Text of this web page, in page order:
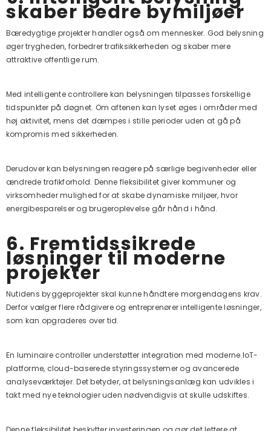
skaber bedre bymiljøer
Bæredygtige projekter handler også om mennesker. God belysning
øger trygheden, forbedrer trafiksikkerheden og skaber mere
attraktive offentlige rum.
Med intelligente controllere kan belysningen tilpasses forskellige
tidspunkter på døgnet. Om aftenen kan lyset øges i områder med
høj aktivitet, mens det dæmpes i stille perioder uden at gå på
kompromis med sikkerheden.
Derudover kan belysningen reagere på særlige begivenheder eller
ændrede trafikforhold. Denne fleksibilitet giver kommuner og
virksomheder mulighed for at skabe dynamiske miljøer, hvor
energibesparelser og brugeroplevelse går hånd i hånd.
6. Fremtidssikrede
løsninger til moderne
projekter
Nutidens byggeprojekter skal kunne håndtere morgendagens krav.
Derfor vælger flere rådgivere og entreprenører intelligente løsninger,
som kan opgraderes over tid.
En luminaire controller understøtter integration med moderne IoT-
platforme, cloud-baserede styringssystemer og avancerede
analyseværktøjer. Det betyder, at belysningsanlæg kan udvikles i
takt med nye teknologier uden nødvendigvis at skulle udskiftes.